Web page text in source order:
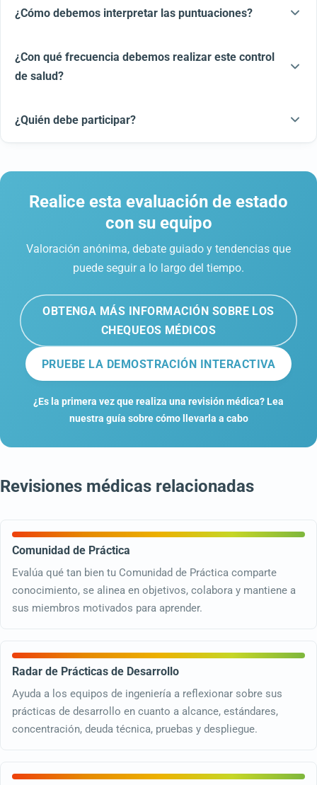
¿Cómo debemos interpretar las puntuaciones?
¿Con qué frecuencia debemos realizar este control
de salud?
¿Quién debe participar?
Realice esta evaluación de estado
con su equipo
Valoración anónima, debate guiado y tendencias que
puede seguir a lo largo del tiempo.
OBTENGA MÁS INFORMACIÓN SOBRE LOS
CHEQUEOS MÉDICOS
PRUEBE LA DEMOSTRACIÓN INTERACTIVA
¿Es la primera vez que realiza una revisión médica? Lea
nuestra guía sobre cómo llevarla a cabo
Revisiones médicas relacionadas
Comunidad de Práctica
Evalúa qué tan bien tu Comunidad de Práctica comparte
conocimiento, se alinea en objetivos, colabora y mantiene a
sus miembros motivados para aprender.
Radar de Prácticas de Desarrollo
Ayuda a los equipos de ingeniería a reflexionar sobre sus
prácticas de desarrollo en cuanto a alcance, estándares,
concentración, deuda técnica, pruebas y despliegue.